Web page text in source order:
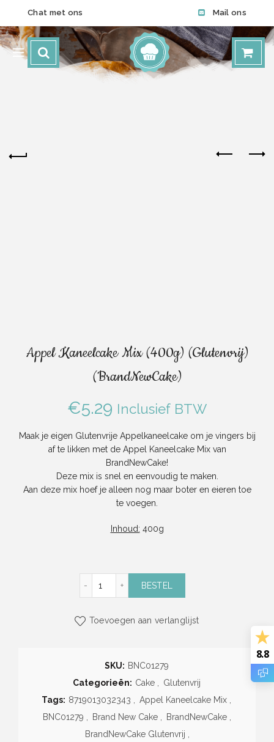
Chat met ons Mail ons
Appel Kaneelcake Mix (400g) (Glutenvrij)
(BrandNewCake)
€5.29 Inclusief BTW
Maak je eigen Glutenvrije Appelkaneelcake om je vingers bij
af te likken met de Appel Kaneelcake Mix van
BrandNewCake!
Deze mix is snel en eenvoudig te maken.
Aan deze mix hoef je alleen nog maar boter en eieren toe
te voegen.
Inhoud: 400g
BESTEL
Toevoegen aan verlanglijst
SKU: BNC01279
Categorieën: Cake
Glutenvrij
Tags: 8719013032343 Appel Kaneelcake Mix
BNC01279
Brand New Cake BrandNewCake
BrandNewCake Glutenvrij
8.8